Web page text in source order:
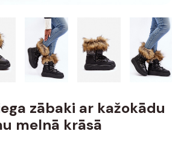
zābaki ar kažokādu
melnā krāsā